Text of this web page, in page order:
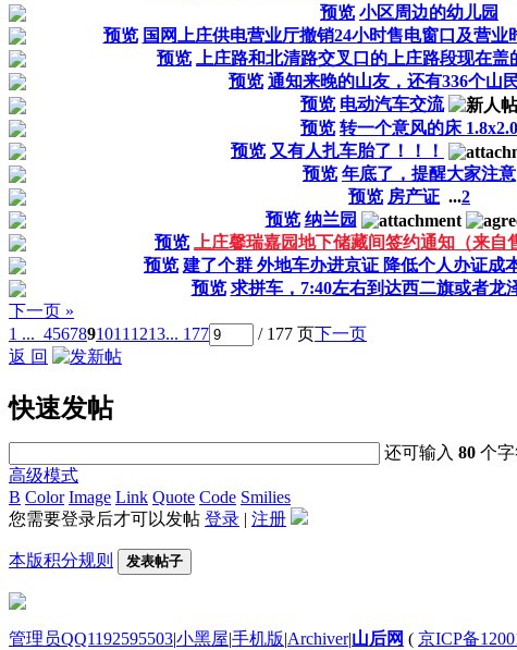
预览 小区周边的幼儿园
预览 国网上庄供电营业厅撤销24小时售电窗口及营业
预览
上庄路和北清路交叉口的上庄路段现在盖
预览 通知来晚的山友，还有336个山
预览 电动汽车交流
预览 转一个意风的床 1.8x2.0
预览 又有人扎车胎了！！！
预览 年底了，提醒大家注意
预览 房产证 ...2
预览 纳兰园
预览
上庄馨瑞嘉园地下储藏间签约通知（来自
预览 建了个群 外地车办进京证 降低个人办证
预览 求拼车，7:40左右到达西二旗或者龙
下一页 »
1 ... 4567891011 1213... 177 / 177 页下一页
返 回
快速发帖
还可输入80 个
高级模式
B Color Image Link Quote Code Smilies
您需要登录后才可以发帖 登录 | 注册
本版积分规则 发表帖子
管理员QQ1192595503|小黑屋|手机版|Archiver|山后网 ( 京ICP备